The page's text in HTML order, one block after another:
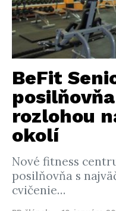
BeFit
rozlohou
okolí
Nové fitness
posilňovňa s
cvičenie…